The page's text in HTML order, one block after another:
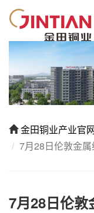
金田铜业产业官
7月28日伦敦金属
7月28日伦敦